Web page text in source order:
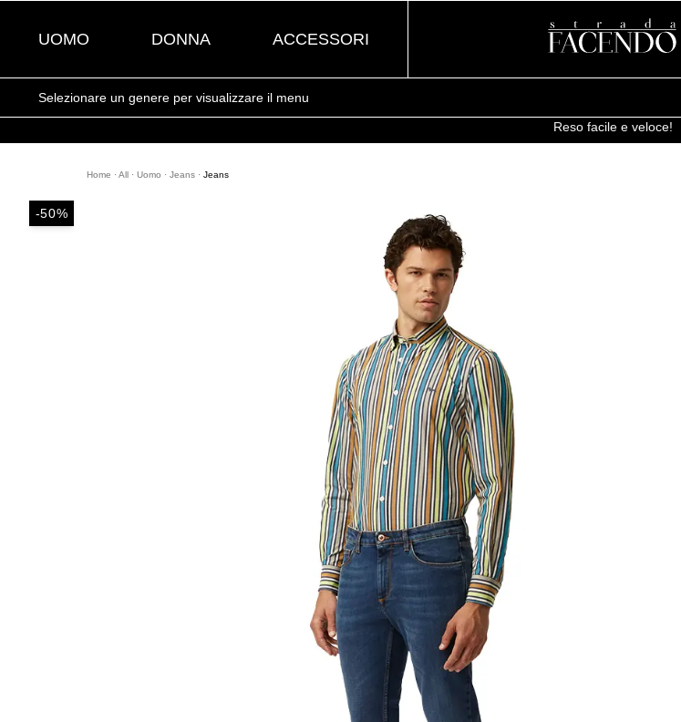
UOMO DONNA ACCESSORI
Selezionare un genere per visualizzare il menu
Reso facile e veloce!
Home · All · Uomo · Jeans · Jeans
-50%